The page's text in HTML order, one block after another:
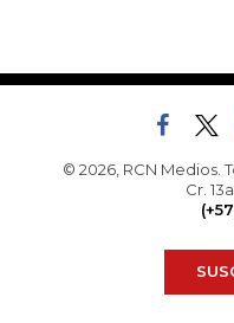
© 2026, RCN Medios.
Cr.